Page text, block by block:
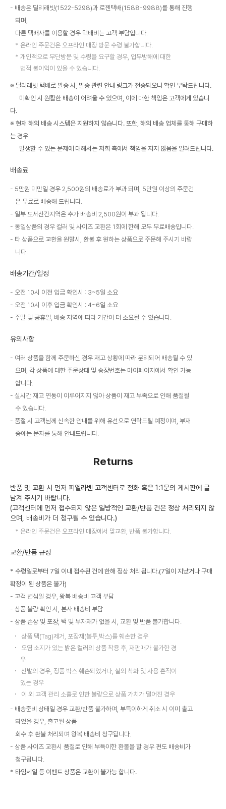
배송은 딜리래빗(1522-5298)과 로젠택배(1588-9988)를 통해 진행
되며,
다른 택배사를 이용할 경우 택배비는 고객 부담입니다.
온라인 주문건은 오프라인 매장 방문 수령 불가합니다.
개인적으로 무단방문 및 수령을 요구할 경우, 업무방해에 대한
법적 불이익이 있을 수 있습니다.
※ 딜리래빗 택배로 발송 시, 발송 관련 안내 링크가 전송되오니 확인 부탁드립니다.
미확인 시 원활한 배송이 어려울 수 있으며, 이에 대한 책임은 고객에게 있습니
다.
※ 현재 해외 배송 시스템은 지원하지 않습니다. 또한, 해외 배송 업체를 통해 구매하
는 경우
발생할 수 있는 문제에 대해서는 저희 측에서 책임을 지지 않음을 알려드립니다.
배송료
5만원 미만일 경우 2,500원의 배송료가 부과 되며, 5만원 이상의 주문건
은 무료로 배송해 드립니다.
일부 도서산간지역은 추가 배송비 2,500원이 부과 됩니다.
동일상품의 경우 컬러 및 사이즈 교환은 1회에 한해 모두 무료배송입니다.
타 상품으로 교환을 원할시, 환불 후 원하는 상품으로 주문해 주시기 바랍
니다.
배송기간/일정
오전 10시 이전 입금 확인시 : 3~5일 소요
오전 10시 이후 입금 확인시 : 4~6일 소요
주말 및 공휴일, 배송 지역에 따라 기간이 더 소요될 수 있습니다.
유의사항
여러 상품을 함께 주문하신 경우 재고 상황에 따라 분리되어 배송될 수 있
으며, 각 상품에 대한 주문상태 및 송장번호는 마이페이지에서 확인 가능
합니다.
실시간 재고 연동이 이루어지지 않아 상품이 재고 부족으로 인해 품절될
수 있습니다.
품절 시 고객님께 신속한 안내를 위해 유선으로 연락드릴 예정이며, 부재
중에는 문자를 통해 안내드립니다.
Returns
반품 및 교환 시 먼저 피엘라벤 고객센터로 전화 혹은 1:1문의 게시판에 글
남겨 주시기 바랍니다.
(고객센터에 먼저 접수되지 않은 일방적인 교환/반품 건은 정상 처리되지 않
으며, 배송비가 더 청구될 수 있습니다.)
온라인 주문건은 오프라인 매장에서 맞교환, 반품 불가합니다.
교환/반품 규정
* 수령일로부터 7일 이내 접수된 건에 한해 정상 처리됩니다.(7일이 지났거나 구매
확정이 된 상품은 불가)
고객 변심일 경우, 왕복 배송비 고객 부담
상품 불량 확인 시, 본사 배송비 부담
상품 손상 및 포장, 택 및 부자재가 없을 시, 교환 및 반품 불가합니다.
상품 택(Tag)제거, 포장재(봉투,박스)를 훼손한 경우
오염 소지가 있는 밝은 컬러의 상품 착용 후, 재판매가 불가한 경
우
신발의 경우, 정품 박스 훼손되었거나, 실외 착화 및 사용 흔적이
있는 경우
이 외 고객 관리 소홀로 인한 불량으로 상품 가치가 떨어진 경우
배송준비 상태일 경우 교환/반품 불가하며, 부득이하게 취소 시 이미 출고
되었을 경우, 출고된 상품
회수 후 환불 처리되며 왕복 배송비 청구됩니다.
상품 사이즈 교환시 품절로 인해 부득이한 환불을 할 경우 편도 배송비가
청구됩니다.
* 타임세일 등 이벤트 상품은 교환이 불가능 합니다.